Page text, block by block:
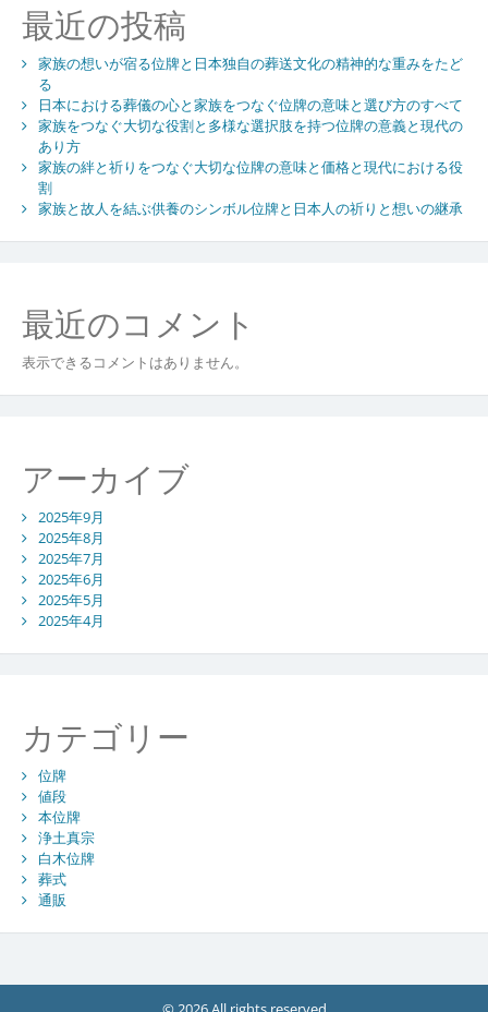
ョ
ン
最近の投稿
家族の想いが宿る位牌と日本独自の葬送文化の精神的な重みをたど
る
日本における葬儀の心と家族をつなぐ位牌の意味と選び方のすべて
家族をつなぐ大切な役割と多様な選択肢を持つ位牌の意義と現代の
あり方
家族の絆と祈りをつなぐ大切な位牌の意味と価格と現代における役
割
家族と故人を結ぶ供養のシンボル位牌と日本人の祈りと想いの継承
最近のコメント
表示できるコメントはありません。
アーカイブ
2025年9月
2025年8月
2025年7月
2025年6月
2025年5月
2025年4月
カテゴリー
位牌
値段
本位牌
浄土真宗
白木位牌
葬式
通販